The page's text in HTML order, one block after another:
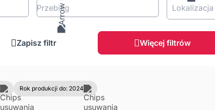
Przebieg Lokalizacja
Zapisz filtr Więcej filtrów
Rok produkcji do: 2024